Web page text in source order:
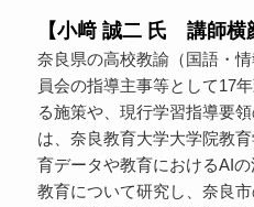
【小﨑 誠二 氏 講師横
奈良県の高校教諭（国語・
員会の指導主事等として17
る施策や、現行学習指導要
は、奈良教育大学大学院教
育データや教育におけるAI
教育について研究し、奈良